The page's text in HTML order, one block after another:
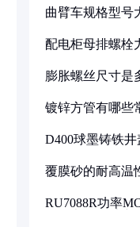
曲臂车规格型号
配电柜母排螺栓
膨胀螺丝尺寸是
镀锌方管有哪些
D400球墨铸铁
覆膜砂的耐高温
RU7088R功率